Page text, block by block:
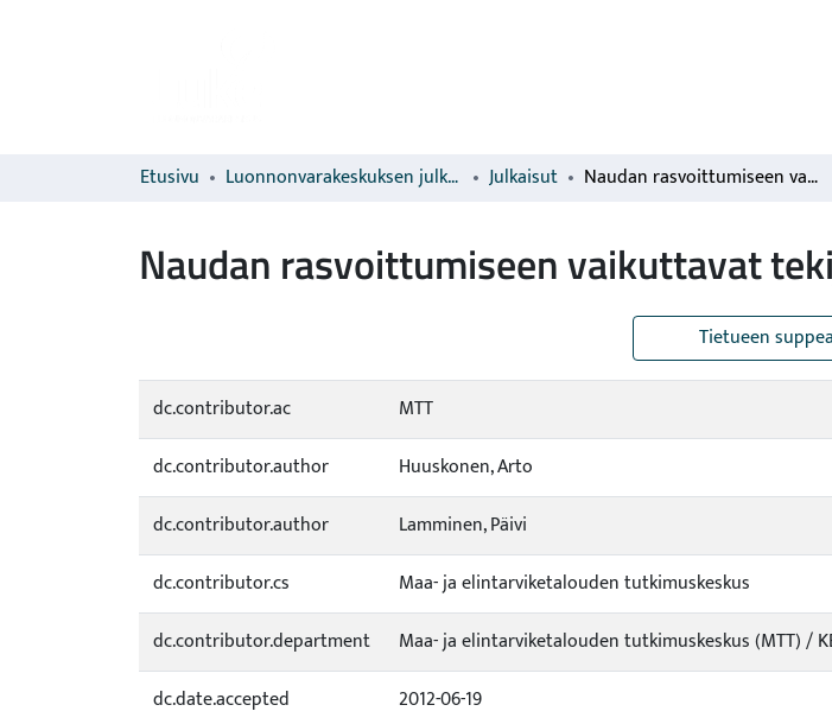
Etusivu Luonnonvarakeskuksen julkaisut Julkaisut Naudan rasvoittumiseen vaikuttavat tekijät
Naudan rasvoittumiseen vaikuttavat
Tietueen
dc.contributor.ac MTT
dc.contributor.author
Huuskonen, Arto
dc.contributor.author
Lamminen, Päivi
dc.contributor.cs
Maa- ja elintarviketalouden tutkimuskeskus
dc.contributor.department
Maa- ja elintarviketalouden tutkimuskeskus (MTT) /
dc.date.accepted
2012-06-19